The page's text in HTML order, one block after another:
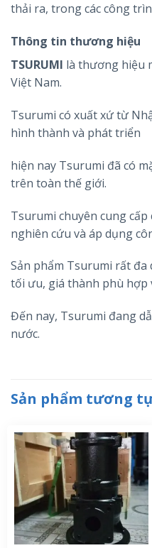
thải ra, trong các công
Thông tin thương hiệu
TSURUMI là thương hiệu
Việt Nam.
Tsurumi có xuất xứ từ
hình thành và phát triển
hiện nay Tsurumi đã có
trên toàn thế giới.
Tsurumi chuyên cung
nghiên cứu và áp dụng
Sản phẩm Tsurumi rất đa
tối ưu, giá thành phù hợp
Đến nay, Tsurumi đang
nước.
Sản phẩm tương